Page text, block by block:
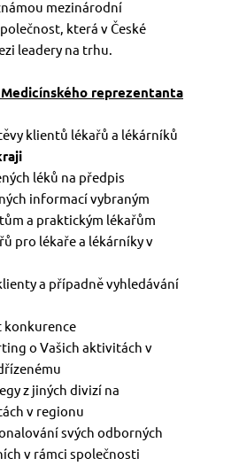
mezinárodní
která v České
leadery na trhu.
Medicínského reprezentanta
klientů lékařů a lékárníků
léků na předpis
informací vybraným
a praktickým lékařům
pro lékaře a lékárníky v
a případně vyhledávání
konkurence
o Vašich aktivitách v
z jiných divizí na
v regionu
svých odborných
v rámci společnosti